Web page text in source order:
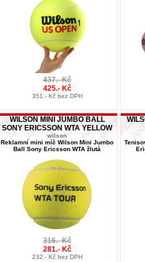
437.- Kč
425.- Kč
351.- Kč bez DPH
WILSON MINI JUMBO BALL
SONY ERICSSON WTA YELLOW
wilson
Reklamní mini míč Wilson Mini Jumbo
Ball Sony Ericsson WTA žlutá
316.- Kč
281.- Kč
232.- Kč bez DPH